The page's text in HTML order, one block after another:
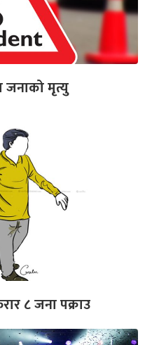
जनाको मृत्यु
८ जना पक्राउ